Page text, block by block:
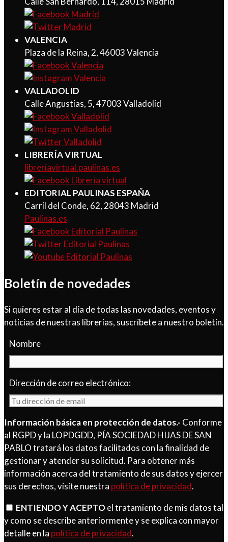
VALENCIA
Plaza de la Reina, 2, 46003 Valencia
VALLADOLID
Calle Angustias, 5, 47003 Valladolid
LIBRERÍA VIRTUAL
libreriavirtual.paulinas.es
EDITORIAL PAULINAS ESPAÑA
Carril del Conde, 62, 28043 Madrid
Paulinas.es
Boletín de novedades
Si quieres estar al día de todas las novedades, eventos y
noticias de nuestras librerías, suscríbete a nuestro boletín.
Nombre
Dirección de correo electrónico:
Información básica en protección de datos.- Conforme
al RGPD y la LOPDGDD, PÍA SOCIEDAD HIJAS DE SAN
PABLO tratará los datos facilitados con la finalidad de
gestionar y atender su solicitud. Para obtener más
información acerca del tratamiento de sus datos y ejercer
sus derechos, visite nuestra política de privacidad.
ENTIENDO Y ACEPTOel tratamiento de mis datos tal
y como se describe anteriormente y se explica con mayor
detalle en la política de privacidad.